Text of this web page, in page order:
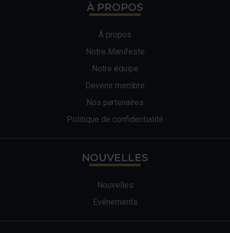
À PROPOS
À propos
Notre Manifeste
Notre équipe
Devenir membre
Nos partenaires
Politique de confidentialité
NOUVELLES
Nouvelles
Événements